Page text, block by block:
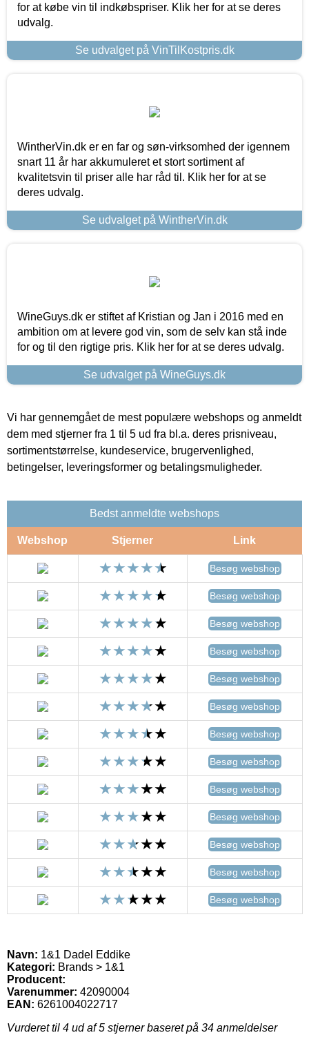
for at købe vin til indkøbspriser. Klik her for at se deres
udvalg.
Se udvalget på VinTilKostpris.dk
WintherVin.dk er en far og søn-virksomhed der igennem
snart 11 år har akkumuleret et stort sortiment af
kvalitetsvin til priser alle har råd til. Klik her for at se
deres udvalg.
Se udvalget på WintherVin.dk
WineGuys.dk er stiftet af Kristian og Jan i 2016 med en
ambition om at levere god vin, som de selv kan stå inde
for og til den rigtige pris. Klik her for at se deres udvalg.
Se udvalget på WineGuys.dk
Vi har gennemgået de mest populære webshops og anmeldt
dem med stjerner fra 1 til 5 ud fra bl.a. deres prisniveau,
sortimentstørrelse, kundeservice, brugervenlighed,
betingelser, leveringsformer og betalingsmuligheder.
Bedst anmeldte webshops
Webshop Stjerner Link
Besøg webshop
Besøg webshop
Besøg webshop
Besøg webshop
Besøg webshop
Besøg webshop
Besøg webshop
Besøg webshop
Besøg webshop
Besøg webshop
Besøg webshop
Besøg webshop
Besøg webshop
Navn: 1&1 Dadel Eddike
Kategori: Brands > 1&1
Producent:
Varenummer: 42090004
EAN: 6261004022717
Vurderet til 4 ud af 5 stjerner baseret på 34 anmeldelser